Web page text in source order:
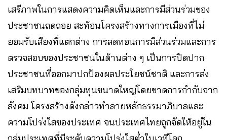
เสรีภาพในการแสดงความคิดเห็นและการมีส่วนร่วมของ
ประชาชนถดถอย สะท้อนโครงสร้างทางการเมืองที่ไม่
ยอมรับเสียงที่แตกต่าง การลดทอนการมีส่วนร่วมและการ
ตรวจสอบของประชาชนในด้านต่าง ๆ เป็นการปิดปาก
ประชาชนที่ออกมาปกป้องผลประโยชน์ชาติ และการส่ง
เสริมบทบาทของกลุ่มทุนขนาดใหญ่โดยขาดการกำกับจาก
สังคม โครงสร้างดังกล่าวทำลายหลักธรรมาภิบาลและ
ความโปร่งใสของประเทศ จนประเทศไทยถูกจัดให้อยู่ใน